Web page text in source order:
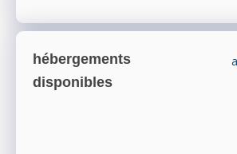
hébergements
disponibles